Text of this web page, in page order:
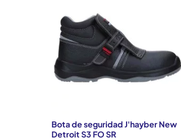
Bota de seguridad J'hayber New
Detroit S3 FO SR